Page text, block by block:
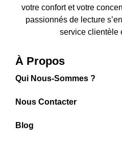
votre confort et votre
passionnés de lecture
service clientèle
À Propos
Qui Nous-Sommes ?
Nous Contacter
Blog